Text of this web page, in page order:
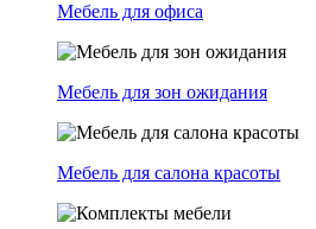
Мебель для офиса
Мебель для зон ожидания
Мебель для салона красоты